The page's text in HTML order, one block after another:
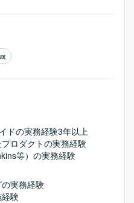
ドの実務経験3年以上
ロダクトの実務経験
等）の実務経験
実務経験
経験